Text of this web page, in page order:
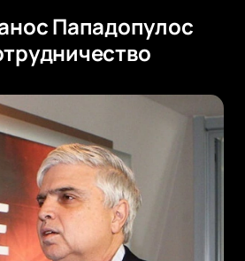
Пападопулос